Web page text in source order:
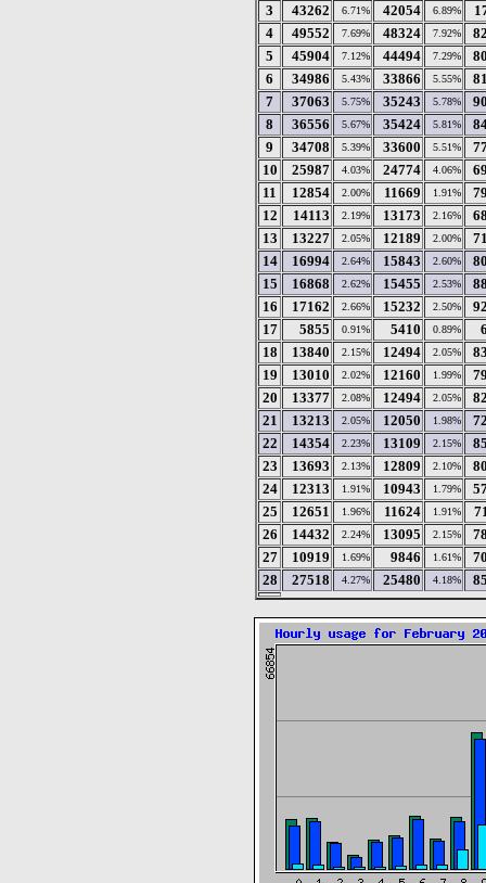
3
43262 6.71% 42054 6.89%
4
49552 7.69% 48324 7.92%
5
45904 7.12% 44494 7.29%
6
34986 5.43% 33866 5.55%
7
37063 5.75% 35243 5.78%
8
36556 5.67% 35424 5.81%
9
34708 5.39% 33600 5.51%
10
25987 4.03% 24774 4.06%
11
12854 2.00% 11669 1.91%
12
14113 2.19% 13173 2.16%
13
13227 2.05% 12189 2.00%
14
16994 2.64% 15843 2.60%
15
16868 2.62% 15455 2.53%
16
17162 2.66% 15232 2.50%
17
5855 0.91% 5410 0.89%
18
13840 2.15% 12494 2.05%
19
13010 2.02% 12160 1.99%
20
13377 2.08% 12494 2.05%
21
13213 2.05% 12050 1.98%
22
14354 2.23% 13109 2.15%
23
13693 2.13% 12809 2.10%
24
12313 1.91% 10943 1.79%
25
12651 1.96% 11624 1.91%
26
14432 2.24% 13095 2.15%
27
10919 1.69% 9846 1.61%
28
27518 4.27% 25480 4.18%